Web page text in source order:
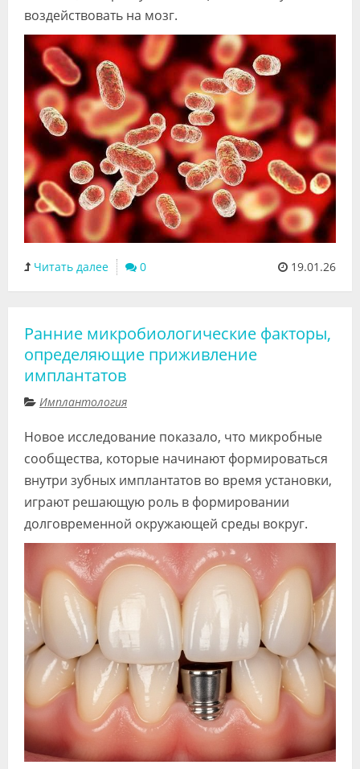
воздействовать на мозг.
Читать далее 0 19.01.26
Ранние микробиологические факторы,
определяющие приживление
имплантатов
Имплантология
Новое исследование показало, что микробные
сообщества, которые начинают формироваться
внутри зубных имплантатов во время установки,
играют решающую роль в формировании
долговременной окружающей среды вокруг.